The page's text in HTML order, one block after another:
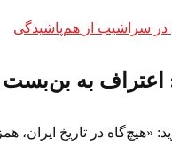
در سراشیب از هم‌پاشیدگی
اعتراف به
«هیچ‌گاه در تاریخ ایران،